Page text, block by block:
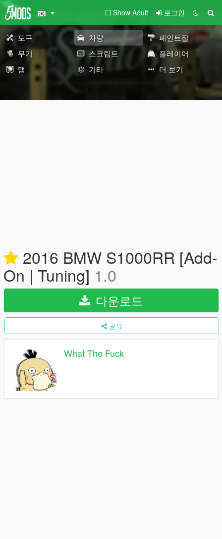
Show Adult 로그인
도구 차량
페인트잡
무기
스크립트
플레이어
맵
기타 더 보기
2016 BMW S1000RR [Add-
On | Tuning] 1.0
다운로드
공유
What The Fuck